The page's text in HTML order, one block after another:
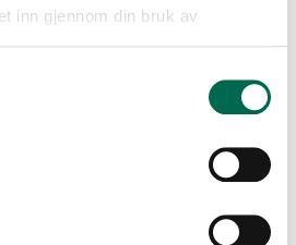
inn gjennom din bruk av
– legg i kurv
Krypton 6100